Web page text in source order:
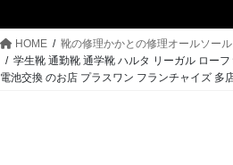
HOME
靴の修理かかとの修理オールソー
学生靴 通勤靴 通学靴 ハルタ リーガル ロー
電池交換 のお店 プラスワン フランチャイズ 多